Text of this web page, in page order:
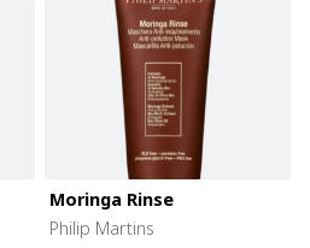
Moringa Rinse
Philip Martins